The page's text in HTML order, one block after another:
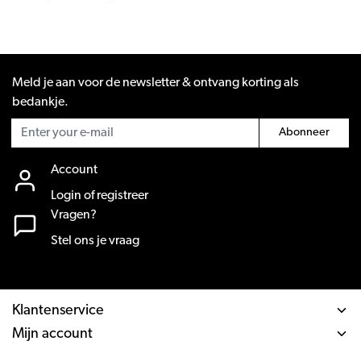
Meld je aan voor de newsletter & ontvang korting als
bedankje.
Abonneer
Account
Login of registreer
Vragen?
Stel ons je vraag
Klantenservice
Mijn account